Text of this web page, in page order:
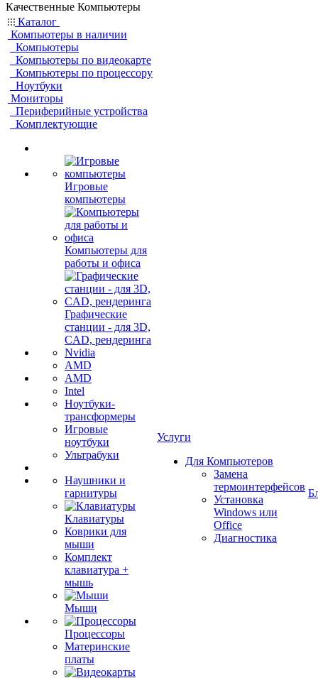
Качественные Компьютеры
Каталог
Компьютеры в наличии
Компьютеры
Компьютеры по видеокарте
Компьютеры по процессору
Ноутбуки
Мониторы
Периферийные устройства
Комплектующие
Игровые
компьютеры
Компьютеры для
работы и офиса
Графические
станции - для 3D,
CAD, рендеринга
Nvidia
AMD
AMD
Intel
Ноутбуки-
трансформеры
Игровые
ноутбуки
Ультрабуки
Наушники и
гарнитуры
Клавиатуры
Коврики для
мыши
Комплект
клавиатура +
мышь
Мыши
Процессоры
Материнские
платы
Услуги
Для Компьютеров
Замена
термоинтерфейсов
Установка
Windows или
Office
Диагностика